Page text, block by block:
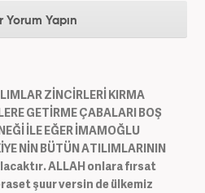
Yorum Yapın
ZİNCİRLERİ KIRMA
GETİRME ÇABALARI BOŞ
İLE EĞER İMAMOĞLU
NİN BÜTÜN ATILIMLARININ
ALLAH onlara fırsat
şuur versin de ülkemiz